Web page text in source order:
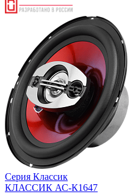
Серия Классик
КЛАССИК АС-К1647